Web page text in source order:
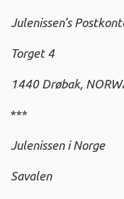
Julenissen’s
Torget 4
1440 Drøbak,
***
Julenissen i Norge
Savalen